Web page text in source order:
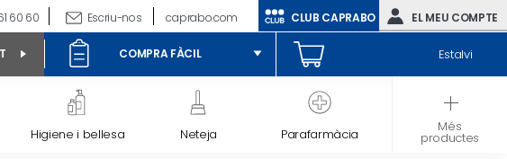
60 60 Escriu-nos caprabo.com CLUB CAPRABO EL MEU COMPTE
COMPRA FÀCIL Estalvi
Higiene i bellesa Neteja Parafarmàcia Nadons
Més
productes